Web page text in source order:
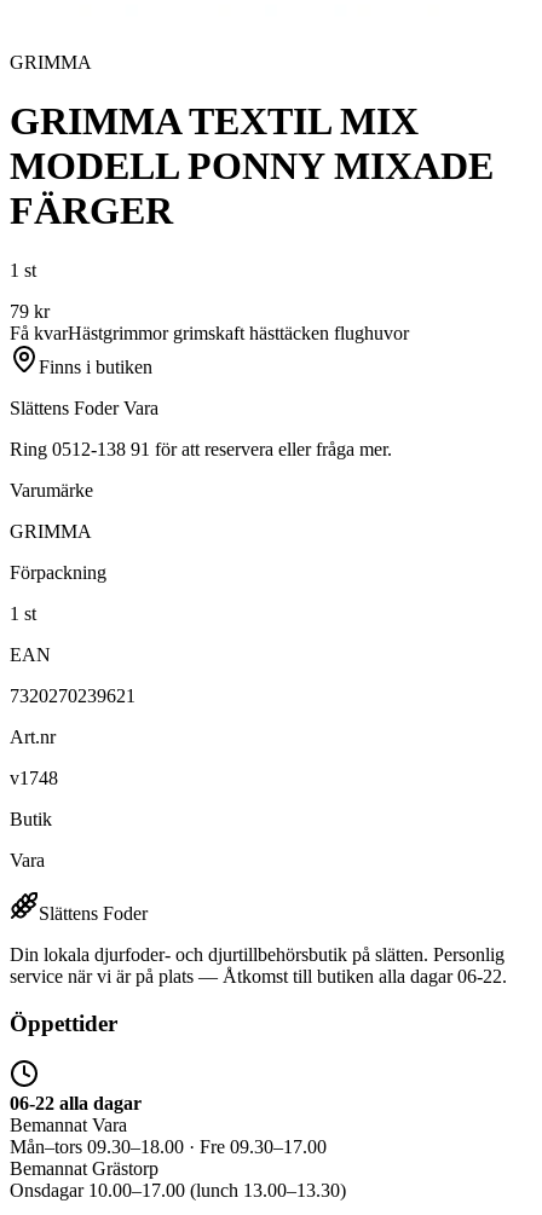
GRIMMA
GRIMMA TEXTIL MIX
MODELL PONNY MIXADE
FÄRGER
1 st
79 kr
Få kvarHästgrimmor grimskaft hästtäcken flughuvor
Finns i butiken
Slättens Foder Vara
Ring 0512-138 91 för att reservera eller fråga mer.
Varumärke
GRIMMA
Förpackning
1 st
EAN
7320270239621
Art.nr
v1748
Butik
Vara
Slättens Foder
Din lokala djurfoder- och djurtillbehörsbutik på slätten. Personlig
service när vi är på plats — Åtkomst till butiken alla dagar 06-22.
Öppettider
06-22 alla dagar
Bemannat Vara
Mån–tors 09.30–18.00 · Fre 09.30–17.00
Bemannat Grästorp
Onsdagar 10.00–17.00 (lunch 13.00–13.30)